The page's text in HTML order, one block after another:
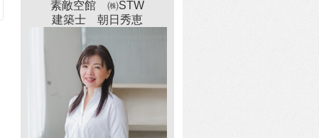
素敵空館 ㈱STW
建築士 朝日秀恵